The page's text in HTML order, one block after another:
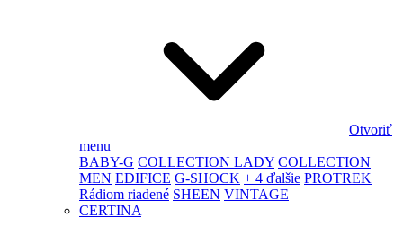
Otvoriť
menu
BABY-G COLLECTION LADY COLLECTION
MEN EDIFICE G-SHOCK + 4 ďalšie PROTREK
Rádiom riadené SHEEN VINTAGE
CERTINA